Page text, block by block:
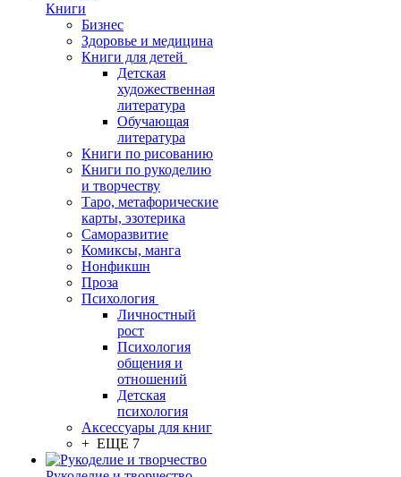
Книги
Бизнес
Здоровье и медицина
Книги для детей
Детская
художественная
литература
Обучающая
литература
Книги по рисованию
Книги по рукоделию
и творчеству
Таро, метафорические
карты, эзотерика
Саморазвитие
Комиксы, манга
Нонфикшн
Проза
Психология
Личностный
рост
Психология
общения и
отношений
Детская
психология
Аксессуары для книг
+ ЕЩЕ 7